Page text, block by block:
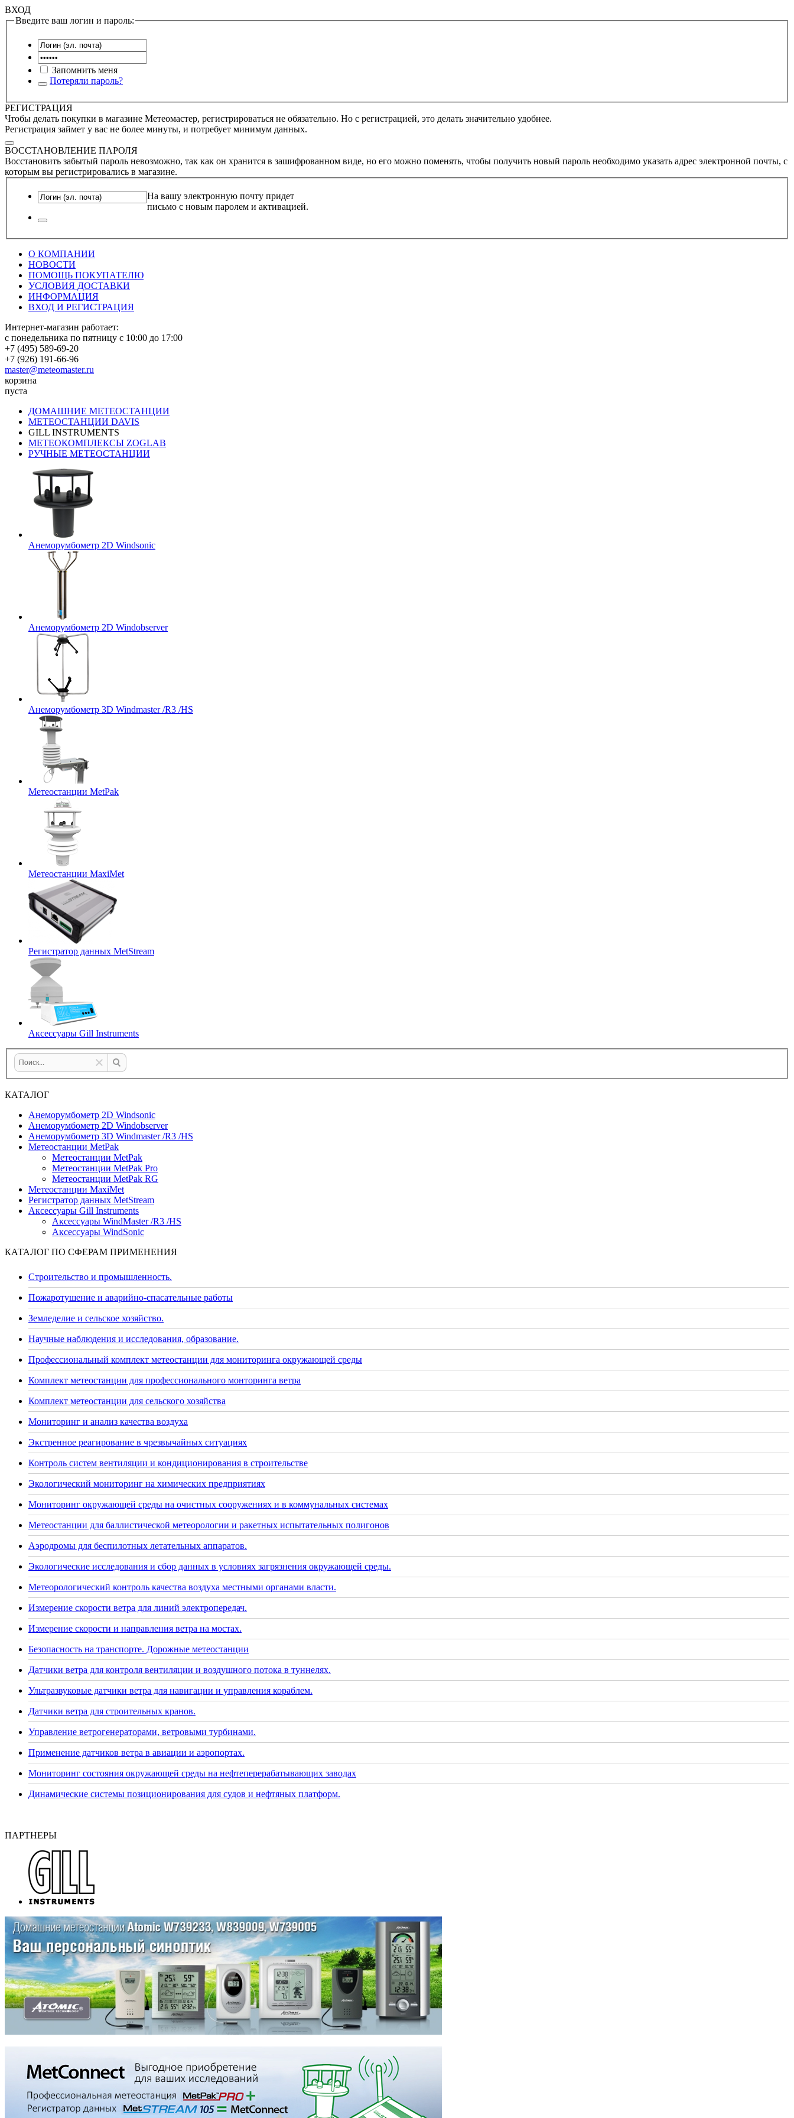
ВХОД
Введите ваш логин и пароль:
Запомнить меня
Потеряли пароль?
РЕГИСТРАЦИЯ
Чтобы делать покупки в магазине Метеомастер, регистрироваться не обязательно. Но с регистрацией, это делать значительно удобнее.
Регистрация займет у вас не более минуты, и потребует минимум данных.
ВОССТАНОВЛЕНИЕ ПАРОЛЯ
Восстановить забытый пароль невозможно, так как он хранится в зашифрованном виде, но его можно поменять, чтобы получить новый пароль необходимо указать адрес электронной почты, с
которым вы регистрировались в магазине.
На вашу электронную почту придет
письмо с новым паролем и активацией.
О КОМПАНИИ
НОВОСТИ
ПОМОЩЬ ПОКУПАТЕЛЮ
УСЛОВИЯ ДОСТАВКИ
ИНФОРМАЦИЯ
ВХОД И РЕГИСТРАЦИЯ
Интернет-магазин работает:
с понедельника по пятницу с 10:00 до 17:00
+7 (495) 589-69-20
+7 (926) 191-66-96
master@meteomaster.ru
корзина
пуста
ДОМАШНИЕ МЕТЕОСТАНЦИИ
МЕТЕОСТАНЦИИ DAVIS
GILL INSTRUMENTS
МЕТЕОКОМПЛЕКСЫ ZOGLAB
РУЧНЫЕ МЕТЕОСТАНЦИИ
Анеморумбометр 2D Windsonic
Анеморумбометр 2D Windobserver
Анеморумбометр 3D Windmaster /R3 /HS
Метеостанции MetPak
Метеостанции MaxiMet
Регистратор данных MetStream
Аксессуары Gill Instruments
КАТАЛОГ
Анеморумбометр 2D Windsonic
Анеморумбометр 2D Windobserver
Анеморумбометр 3D Windmaster /R3 /HS
Метеостанции MetPak
Метеостанции MetPak
Метеостанции MetPak Pro
Метеостанции MetPak RG
Метеостанции MaxiMet
Регистратор данных MetStream
Аксессуары Gill Instruments
Аксессуары WindMaster /R3 /HS
Аксессуары WindSonic
КАТАЛОГ ПО СФЕРАМ ПРИМЕНЕНИЯ
Строительство и промышленность.
Пожаротушение и аварийно-спасательные работы
Земледелие и сельское хозяйство.
Научные наблюдения и исследования, образование.
Профессиональный комплект метеостанции для мониторинга окружающей среды
Комплект метеостанции для профессионального монторинга ветра
Комплект метеостанции для сельского хозяйства
Мониторинг и анализ качества воздуха
Экстренное реагирование в чрезвычайных ситуациях
Контроль систем вентиляции и кондиционирования в строительстве
Экологический мониторинг на химических предприятиях
Мониторинг окружающей среды на очистных сооружениях и в коммунальных системах
Метеостанции для баллистической метеорологии и ракетных испытательных полигонов
Аэродромы для беспилотных летательных аппаратов.
Экологические исследования и сбор данных в условиях загрязнения окружающей среды.
Метеорологический контроль качества воздуха местными органами власти.
Измерение скорости ветра для линий электропередач.
Измерение скорости и направления ветра на мостах.
Безопасность на транспорте. Дорожные метеостанции
Датчики ветра для контроля вентиляции и воздушного потока в туннелях.
Ультразвуковые датчики ветра для навигации и управления кораблем.
Датчики ветра для строительных кранов.
Управление ветрогенераторами, ветровыми турбинами.
Применение датчиков ветра в авиации и аэропортах.
Мониторинг состояния окружающей среды на нефтеперерабатывающих заводах
Динамические системы позиционирования для судов и нефтяных платформ.
ПАРТНЕРЫ